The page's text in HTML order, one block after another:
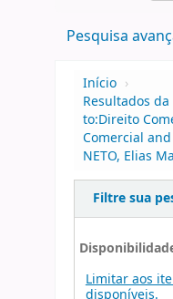
Pesquisa
Início ›
Resultados
to:Direito
Comercial
NETO, Elias
Filtre sua
Limitar aos